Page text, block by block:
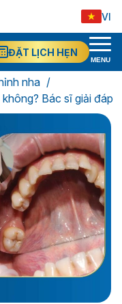
VI
ĐẶT LỊCH HẸN
MENU
nha
Bác sĩ giải đáp